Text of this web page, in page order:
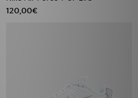
120,00€